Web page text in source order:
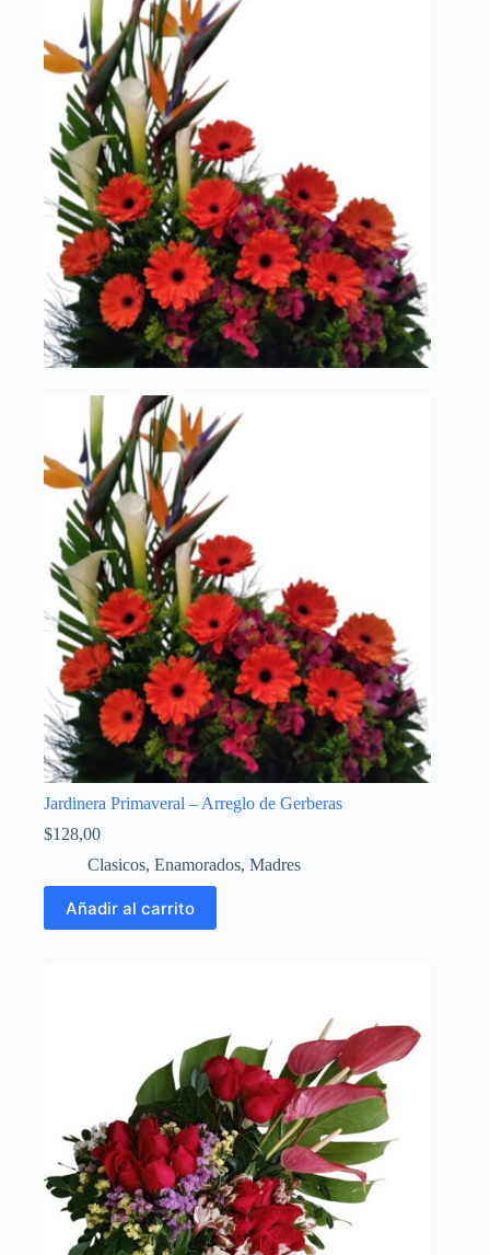
Jardinera Primaveral – Arreglo de Gerberas
$128,00
Clasicos, Enamorados, Madres
Añadir al carrito